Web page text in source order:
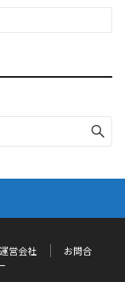
運営会社
お問合